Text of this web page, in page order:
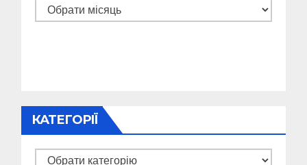
Архіви
КАТЕГОРІЇ
Категорії